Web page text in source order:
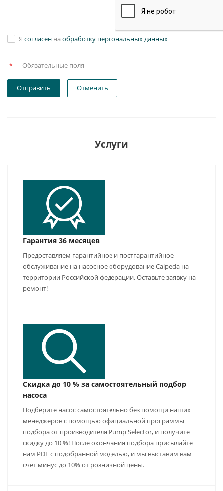
Я согласен на обработку персональных данных
* — Обязательные поля
Отправить Отменить
Услуги
Гарантия 36 месяцев
Предоставляем гарантийное и постгарантийное
обслуживание на насосное оборудование Calpeda на
территории Российской федерации. Оставьте заявку на
ремонт!
Скидка до 10 % за самостоятельный подбор
насоса
Подберите насос самостоятельно без помощи наших
менеджеров с помощью официальной программы
подбора от производителя Pump Selector, и получите
скидку до 10 %! После окончания подбора присылайте
нам PDF с подобранной моделью, и мы выставим вам
счет минус до 10% от розничной цены.